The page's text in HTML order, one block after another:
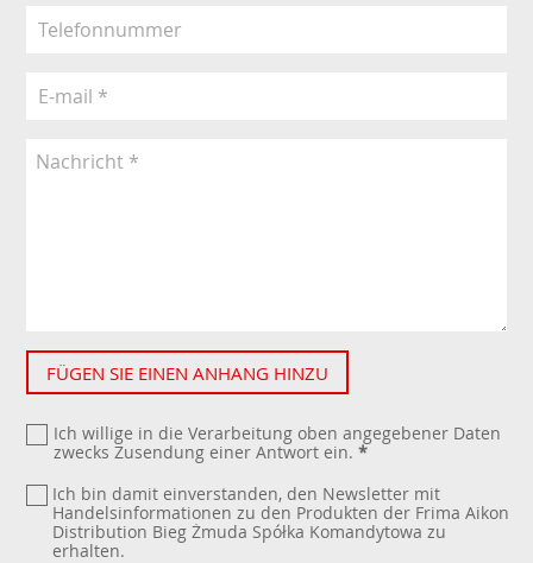
FÜGEN SIE EINEN ANHANG HINZU
Ich willige in die Verarbeitung oben angegebener Daten
zwecks Zusendung einer Antwort ein. *
Ich bin damit einverstanden, den Newsletter mit
Handelsinformationen zu den Produkten der Frima Aikon
Distribution Bieg Żmuda Spółka Komandytowa zu
erhalten.